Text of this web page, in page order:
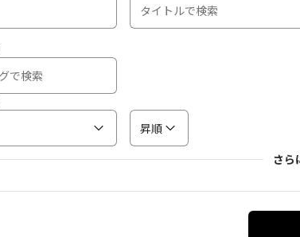
昇順
さら